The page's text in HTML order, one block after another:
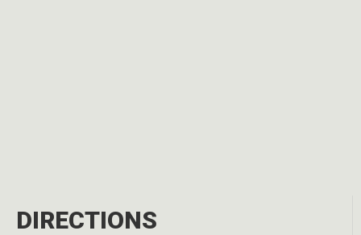
DIRECTIONS